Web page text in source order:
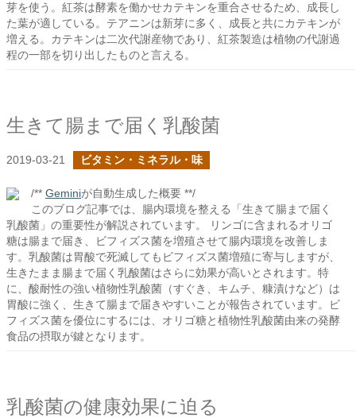
芽を使う。紅茶は酵素を働かせカテキンを重合させるため、成長し
た葉が適している。テアニンは新芽に多く、成長と共にカテキンが
増える。カテキンは二次代謝産物であり、紅茶製造は植物の代謝過
程の一部を切り出したものと言える。
生きて腸まで届く乳酸菌
2019-03-21 ビタミン・ミネラル・味
/** Geminiが自動生成した概要 **/
このブログ記事では、腸内環境を整える「生きて腸まで届く
乳酸菌」の重要性が解説されています。 リンゴに含まれるオリゴ
糖は腸まで届き、ビフィズス菌を増殖させて腸内環境を改善しま
す。乳酸菌は胃酸で死滅してもビフィズス菌増殖に寄与しますが、
生きたまま腸まで届く乳酸菌はさらに効果が高いとされます。特
に、酸耐性の強い植物性乳酸菌（すぐき、キムチ、糠漬けなど）は
胃酸に強く、生きて腸まで届きやすいことが報告されています。ビ
フィズス菌を優位にするには、オリゴ糖と植物性乳酸菌由来の発酵
食品の摂取が鍵となります。
乳酸菌の健康効果に迫る